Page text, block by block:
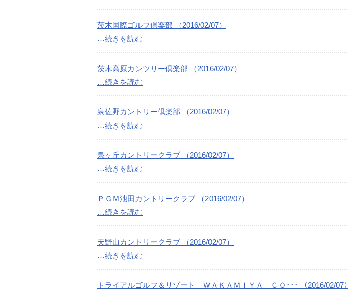
茨木国際ゴルフ倶楽部 （2016/02/07）
…続きを読む
茨木高原カンツリー倶楽部 （2016/02/07）
…続きを読む
泉佐野カントリー倶楽部 （2016/02/07）
…続きを読む
泉ヶ丘カントリークラブ （2016/02/07）
…続きを読む
ＰＧＭ池田カントリークラブ （2016/02/07）
…続きを読む
天野山カントリークラブ （2016/02/07）
…続きを読む
トライアルゴルフ＆リゾート ＷＡＫＡＭＩＹＡ ＣＯ･･･ （2016/02/07）